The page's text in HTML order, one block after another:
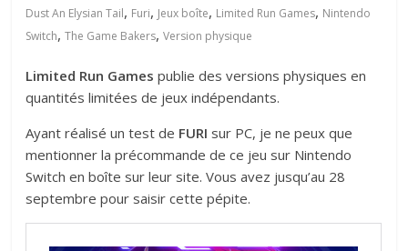
Dust An Elysian Tail, Furi, Jeux boîte, Limited Run Games, Nintendo
Switch,The Game Bakers,Version physique
Limited Run Games publie des versions physiques en
quantités limitées de jeux indépendants.
Ayant réalisé un test de FURI sur PC, je ne peux que
mentionner la précommande de ce jeu sur Nintendo
Switch en boîte sur leur site. Vous avez jusqu’au 28
septembre pour saisir cette pépite.